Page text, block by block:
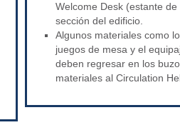
Welcome Desk (estante
sección del edificio.
Algunos materiales como
juegos de mesa y el
deben regresar en los
materiales al Circulation